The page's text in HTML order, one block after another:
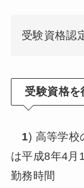
受験資格認
受験資格を
1) 高等学校
は平成8年4月
勤務時間